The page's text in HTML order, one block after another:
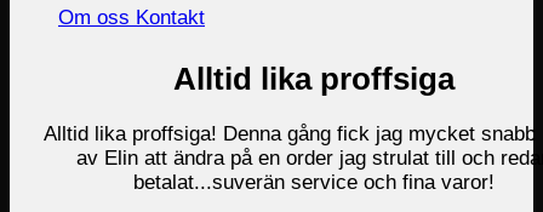
Om oss Kontakt
Alltid lika proffsiga
Alltid lika proffsiga! Denna gång fick jag mycket snabb
av Elin att ändra på en order jag strulat till och
betalat...suverän service och fina varor!